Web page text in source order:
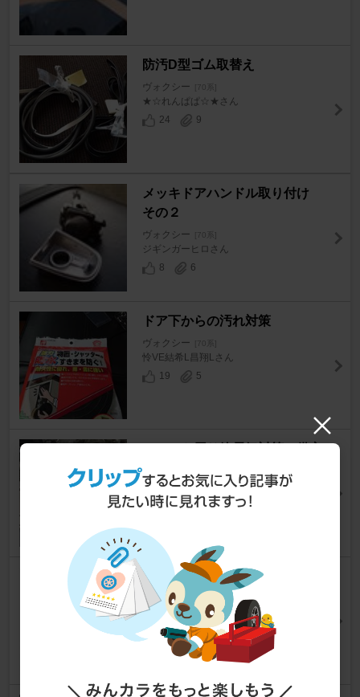
防汚D型ゴム取替え
ヴォクシー [70系]
★☆れんぱぱ☆★さん
24
9
メッキドアハンドル取り付け
その２
ヴォクシー [70系]
ジギンガーヒロさん
8
6
ドア下からの汚れ対策
ヴォクシー [70系]
怜VE結希L昌翔Lさん
19
5
録+追加施工
ヴォクシー [70系]
hide2780さん
未塗装樹脂を黒く復活コーティ
ング
ヴォクシー [70系]
あんちゃん393さん
1